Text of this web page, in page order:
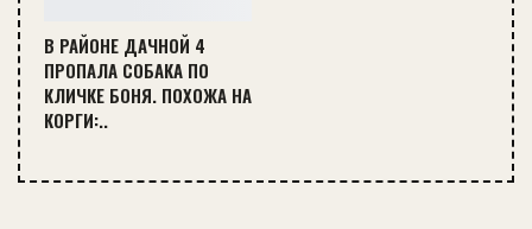
В РАЙОНЕ ДАЧНОЙ 4
ПРОПАЛА СОБАКА ПО
КЛИЧКЕ БОНЯ. ПОХОЖА НА
КОРГИ:..